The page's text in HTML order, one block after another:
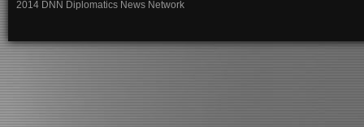
2014 DNN Diplomatics News Network